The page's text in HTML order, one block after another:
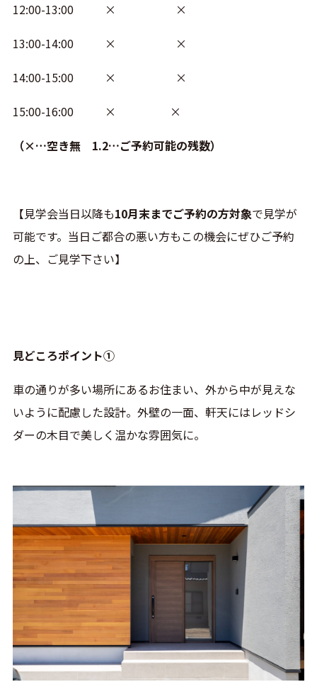
12:00-13:00 × ×
13:00-14:00 × ×
14:00-15:00 × ×
15:00-16:00 × ×
（×…空き無 1.2…ご予約可能の残数）
【見学会当日以降も10月末までご予約の方対象で見学が
可能です。当日ご都合の悪い方もこの機会にぜひご予約
の上、ご見学下さい】
見どころポイント①
車の通りが多い場所にあるお住まい、外から中が見えな
いように配慮した設計。外壁の一面、軒天にはレッドシ
ダーの木目で美しく温かな雰囲気に。